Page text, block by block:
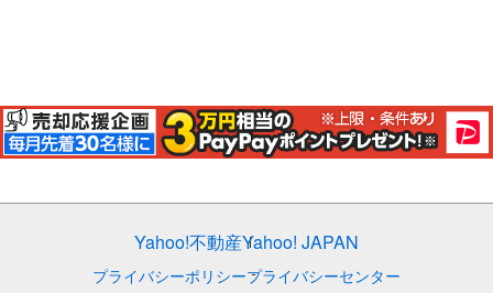
Yahoo!不動産Yahoo! JAPAN
プライバシーポリシープライバシーセンター